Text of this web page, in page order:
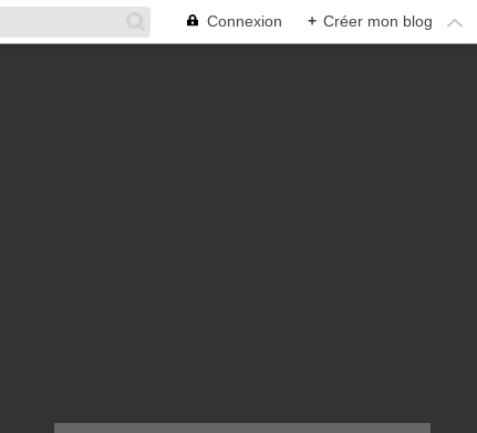
Connexion + Créer mon blog